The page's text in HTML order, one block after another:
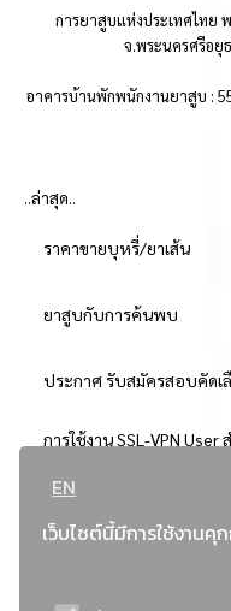
EN
เว็บไซต์นี้มีการใช้งานคุ
การยาสูบแห่งประเทศไทย
จ.พระนครศรีอยุ
อาคารบ้านพักพนักงานยาสูบ :
..ล่าสุด..
ราคาขายบุหรี่/ยาเส้น
ยาสูบกับการค้นพบ
ประกาศ รับสมัครสอบคัดเ
การใช้งาน SSL-VPN